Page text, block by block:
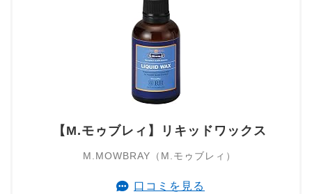
【M.モゥブレィ】リキッドワックス
M.MOWBRAY（M.モゥブレィ）
口コミを見る